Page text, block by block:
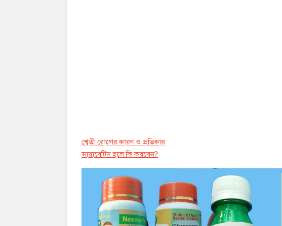
শ্বেতী রোগের কারণ ও প্রতিকার
ডায়াবেট্সি হলে কি করবেন?